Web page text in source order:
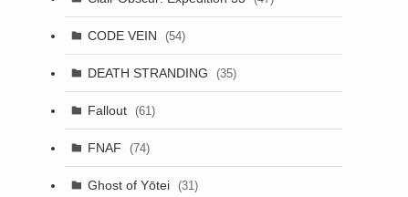
CODE VEIN (54)
DEATH STRANDING (35)
Fallout (61)
FNAF (74)
Ghost of Yōtei (31)